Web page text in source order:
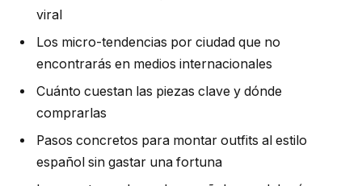
viral
Los micro-tendencias por ciudad que no
encontrarás en medios internacionales
Cuánto cuestan las piezas clave y dónde
comprarlas
Pasos concretos para montar outfits al estilo
español sin gastar una fortuna